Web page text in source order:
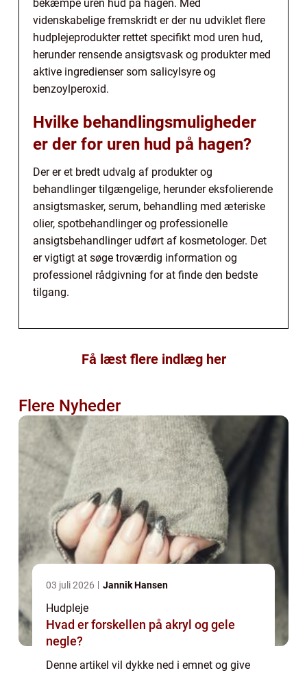
bekæmpe uren hud på hagen. Med
videnskabelige fremskridt er der nu udviklet flere
hudplejeprodukter rettet specifikt mod uren hud,
herunder rensende ansigtsvask og produkter med
aktive ingredienser som salicylsyre og
benzoylperoxid.
Hvilke behandlingsmuligheder
er der for uren hud på hagen?
Der er et bredt udvalg af produkter og
behandlinger tilgængelige, herunder eksfolierende
ansigtsmasker, serum, behandling med æteriske
olier, spotbehandlinger og professionelle
ansigtsbehandlinger udført af kosmetologer. Det
er vigtigt at søge troværdig information og
professionel rådgivning for at finde den bedste
tilgang.
Få læst flere indlæg her
Flere Nyheder
03 juli 2026 Jannik Hansen
Hudpleje
Hvad er forskellen på akryl og gele
negle?
Denne artikel vil dykke ned i emnet og give